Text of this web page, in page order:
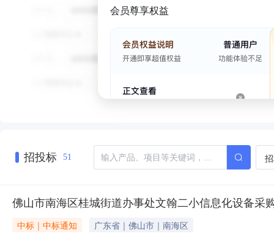
会员尊享权益
招投标 51
佛山市南海区桂城街道办事处文翰二小信息化设备采
中标｜中标通知
广东省｜佛山市｜南海区